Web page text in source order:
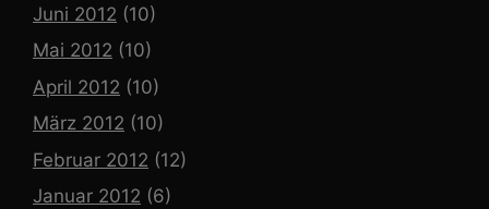
Juni 2012 (10)
Mai 2012 (10)
April 2012 (10)
März 2012 (10)
Februar 2012 (12)
Januar 2012 (6)